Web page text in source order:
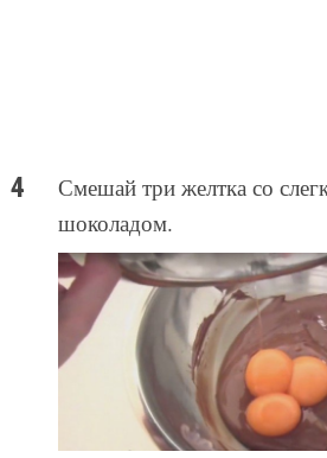
Смешай три желтка со
шоколадом.